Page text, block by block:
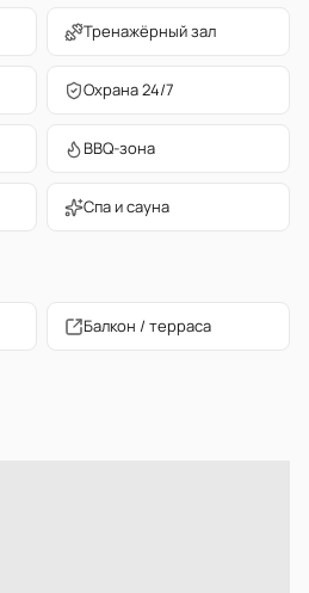
Тренажёрный зал
Охрана 24/7
BBQ-зона
Спа и сауна
Балкон / терраса